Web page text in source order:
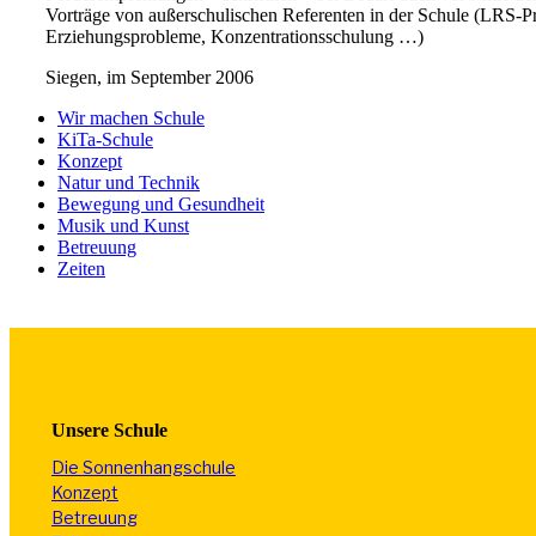
Vorträge von außerschulischen Referenten in der Schule (LRS-
Erziehungsprobleme, Konzentrationsschulung …)
Siegen, im September 2006
Wir machen Schule
KiTa-Schule
Konzept
Natur und Technik
Bewegung und Gesundheit
Musik und Kunst
Betreuung
Zeiten
Unsere Schule
Die Sonnenhangschule
Konzept
Betreuung